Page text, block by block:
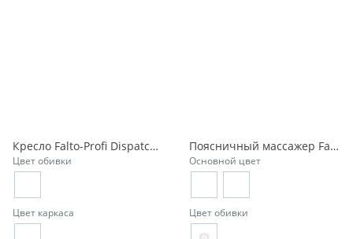
Кресло Falto-Profi Dispatcher-XXL 2101-2H
Цвет обивки
Цвет каркаса
Поясничный массажер Falto Like Touch к креслам Fly, Sail, Sail Art
Основной цвет
Цвет обивки